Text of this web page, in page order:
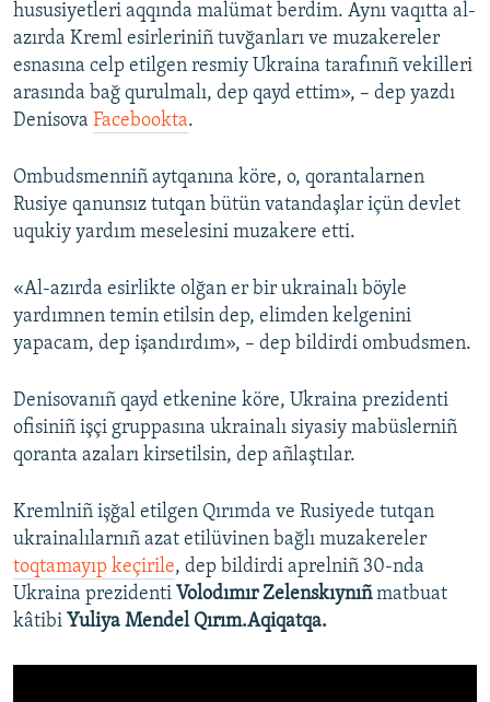
hususiyetleri aqqında malümat berdim. Aynı vaqıtta al-
azırda Kreml esirleriniñ tuvğanları ve muzakereler
esnasına celp etilgen resmiy Ukraina tarafınıñ vekilleri
arasında bağ qurulmalı, dep qayd ettim», – dep yazdı
Denisova Facebookta.
Ombudsmenniñ aytqanına köre, o, qorantalarnen
Rusiye qanunsız tutqan bütün vatandaşlar içün devlet
uqukiy yardım meselesini muzakere etti.
«Al-azırda esirlikte olğan er bir ukrainalı böyle
yardımnen temin etilsin dep, elimden kelgenini
yapacam, dep işandırdım», – dep bildirdi ombudsmen.
Denisovanıñ qayd etkenine köre, Ukraina prezidenti
ofisiniñ işçi gruppasına ukrainalı siyasiy mabüslerniñ
qoranta azaları kirsetilsin, dep añlaştılar.
Kremlniñ işğal etilgen Qırımda ve Rusiyede tutqan
ukrainalılarnıñ azat etilüvinen bağlı muzakereler
toqtamayıp keçirile, dep bildirdi aprelniñ 30-nda
Ukraina prezidenti Volodımır Zelenskıynıñmatbuat
kâtibi Yuliya Mendel Qırım.Aqiqatqa.